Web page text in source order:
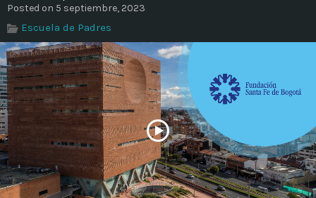
Posted on 5 septiembre, 2023
Escuela de Padres